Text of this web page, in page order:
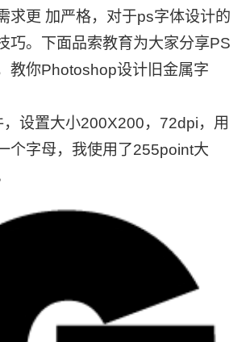
求更 加严格，对于ps字体设计的
巧。下面品索教育为大家分享PS
教你Photoshop设计旧金属字
设置大小200X200，72dpi，用
个字母，我使用了255point大